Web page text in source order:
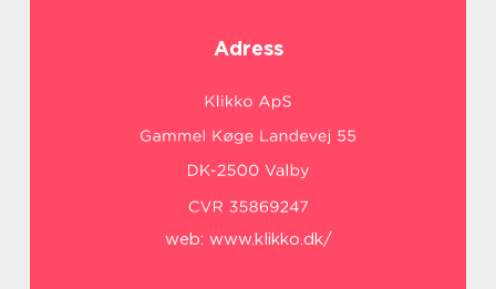
Adress
web: www.klikko.dk/